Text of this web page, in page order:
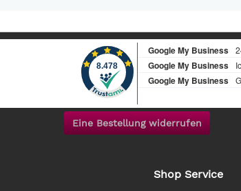
Eine Bestellung widerrufen
Shop Service